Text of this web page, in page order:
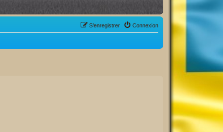
Connexion
S’enregistrer